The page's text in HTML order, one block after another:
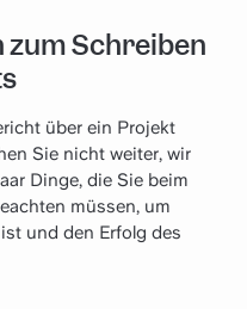
Schreiben
über ein Projekt
Sie nicht weiter, wir
Dinge, die Sie beim
müssen, um
und den Erfolg des